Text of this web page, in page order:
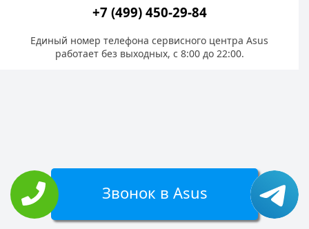
+7 (499) 450-29-84
Единый номер телефона сервисного центра Asus
работает без выходных, с 8:00 до 22:00.
Звонок в Asus